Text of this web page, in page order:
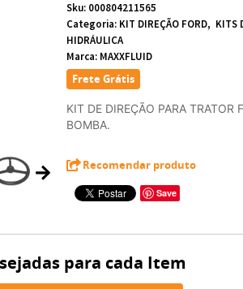
Sku: 000804211565
Categoria: KIT DIREÇÃO FORD
KITS
HIDRÁULICA
Marca: MAXXFLUID
Frete Grátis
KIT DE DIREÇÃO PARA TRATOR
BOMBA.
Recomendar produto
Save
para cada Item